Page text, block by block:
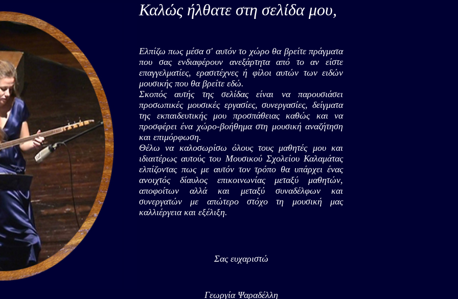
Καλώς ήλθατε στη σελίδα μου,
Ελπίζω πως μέσα σ' αυτόν το χώρο θα βρείτε πράγματα
που σας ενδιαφέρουν ανεξάρτητα από το αν είστε
επαγγελματίες, ερασιτέχνες ή φίλοι αυτών των ειδών
μουσικής που θα βρείτε εδώ.
Σκοπός αυτής της σελίδας είναι να παρουσιάσει
προσωπικές μουσικές εργασίες, συνεργασίες, δείγματα
της εκπαιδευτικής μου προσπάθειας καθώς και να
προσφέρει ένα χώρο-βοήθημα στη μουσική αναζήτηση
και επιμόρφωση.
Θέλω να καλοσωρίσω όλους τους μαθητές μου και
ιδιαιτέρως αυτούς του Μουσικού Σχολείου Καλαμάτας
ελπίζοντας πως με αυτόν τον τρόπο θα υπάρχει ένας
ανοιχτός δίαυλος επικοινωνίας μεταξύ μαθητών,
αποφοίτων αλλά και μεταξύ συναδέλφων και
συνεργατών με απώτερο στόχο τη μουσική μας
καλλιέργεια και εξέλιξη.
Σας ευχαριστώ
Γεωργία Ψαραδέλλη